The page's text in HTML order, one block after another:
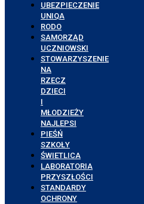
UBEZPIECZENIE
UNIQA
RODO
SAMORZĄD
UCZNIOWSKI
STOWARZYSZENIE
NA
RZECZ
DZIECI
I
MŁODZIEŻY
NAJLEPSI
PIEŚŃ
SZKOŁY
ŚWIETLICA
LABORATORIA
PRZYSZŁOŚCI
STANDARDY
OCHRONY